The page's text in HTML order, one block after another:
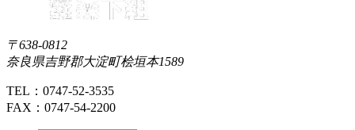
〒638-0812
奈良県吉野郡大淀町桧垣本1589
TEL：0747-52-3535
FAX：0747-54-2200